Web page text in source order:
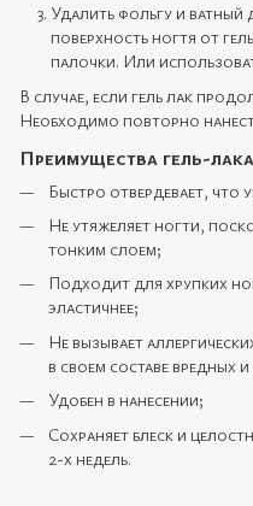
Удалить фольгу и ватный
поверхность ногтя от
палочки. Или
В случае, если гель лак
Необходимо повторно
Преимущества гель-
Быстро отвердевает, что
Не утяжеляет ногти,
тонким слоем;
Подходит для хрупких
эластичнее;
Не вызывает
в своем составе вредных
Удобен в нанесении;
Сохраняет блеск и
2-х недель.